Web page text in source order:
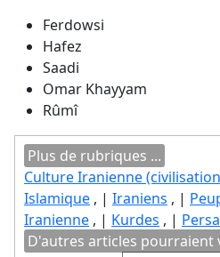
Ferdowsi
Hafez
Saadi
Omar Khayyam
Rûmî
Plus de rubriques ...
Culture Iranienne
Islamique , | Iraniens , |
Iranienne , | Kurdes , |
D'autres articles pourraient